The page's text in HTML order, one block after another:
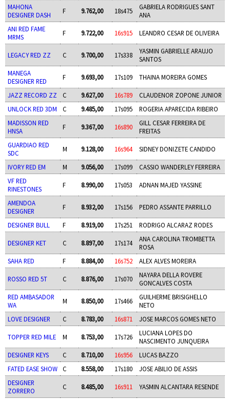
MAHONA
DESIGNER DASH
F 9.762,00 18s475
GABRIELA RODRIGUES SANT
ANA
ANI RED FAME
MRMS
F 9.722,00 16s915 LEANDRO CESAR DE OLIVEIRA
LEGACY RED ZZ C 9.700,00 17s338
YASMIN GABRIELLE ARAUJO
SANTOS
MANEGA
DESIGNER RED
F 9.693,00 17s109 THAINA MOREIRA GOMES
JAZZ RECORD ZZ C 9.627,00 16s789
CLAUDENOR ZOPONE JUNIOR
UNLOCK RED 3DM
C 9.485,00 17s095
ROGERIA APARECIDA RIBEIRO
MADISSON RED
HNSA
F 9.367,00 16s890
GILL CESAR FERREIRA DE
FREITAS
GUARDIAO RED
SDC
M 9.128,00 16s964 SIDNEY DONIZETE CANDIDO
IVORY RED EM M 9.056,00 17s099
CASSIO WANDERLEY FERREIRA
VF RED
RINESTONES
F 8.990,00 17s053 ADNAN MAJED YASSINE
AMENDOA
DESIGNER
F 8.932,00 17s156 PEDRO ASSANTE PARRILLO
DESIGNER BULL F 8.919,00 17s251 RODRIGO ALCARAZ RODES
DESIGNER KET C 8.897,00 17s174
ANA CAROLINA TROMBETTA
ROSA
SAHA RED
F 8.884,00 16s752 ALEX ALVES MOREIRA
ROSSO RED 5T C 8.876,00 17s070
NAYARA DELLA ROVERE
GONCALVES COSTA
RED AMBASADOR
WA
M 8.850,00 17s466
GUILHERME BRISIGHELLO
NETO
LOVE DESIGNER
C 8.783,00 16s871 JOSE MARCOS GOMES NETO
TOPPER RED MILE M 8.753,00 17s726
LUCIANA LOPES DO
NASCIMENTO JUNQUEIRA
DESIGNER KEYS
C 8.710,00 16s956
LUCAS BAZZO
FATED EASE SHOW
C 8.558,00 17s180
JOSE ABILIO DE ASSIS
DESIGNER
ZORRERO
C 8.485,00 16s911 YASMIN ALCANTARA RESENDE